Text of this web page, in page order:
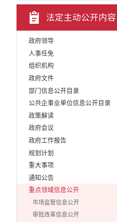
法定主动公开内容
政府领导
人事任免
组织机构
政府文件
部门信息公开目录
公共企事业单位信息公开目录
政策解读
政府会议
政府工作报告
规划计划
重大事项
通知公告
重点领域信息公开
市场监管信息公开
审批改革信息公开